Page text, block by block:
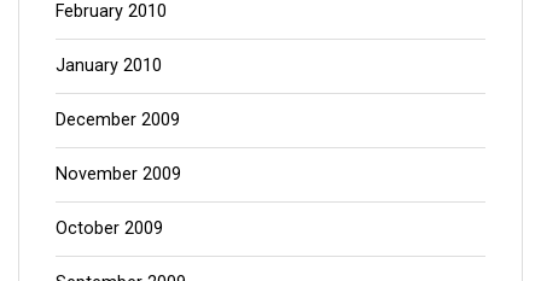
February 2010
January 2010
December 2009
November 2009
October 2009